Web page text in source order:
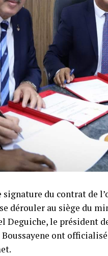
signature du contrat de
dérouler au siège du
Deguiche, le président
ont